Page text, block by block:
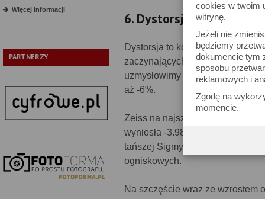
cookies w twoim
witrynę.
Jeżeli nie
będziemy
dokumencie tym
sposobu
reklamowych i
Zgodę na
momencie.
Więcej informacji
PARTNERZY
6. Dystorsja
Dystorsja to kolejna wada
zaczynających się od
uzmysłowimy sobie
aż -6%.
Zeiss na najszerszym kącie
wyniosła -3.98%. Jest to
tańszej Sigmy 17-70 mm, choć
ogniskowych.
Na szczęście wraz ze wzrostem